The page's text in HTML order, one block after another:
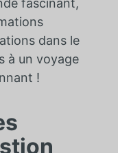
dans le
à un voyage
!